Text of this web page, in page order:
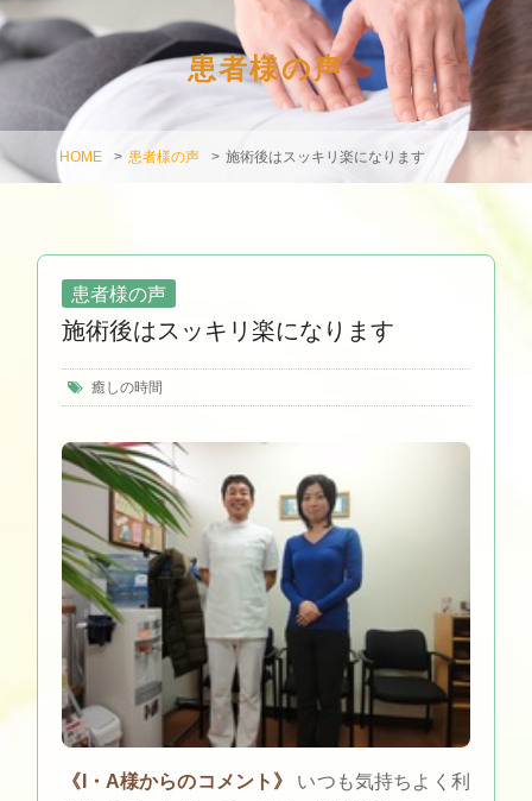
患者様の声
HOME > 患者様の声 > 施術後はスッキリ楽になります
患者様の声
施術後はスッキリ楽になります
癒しの時間
《I・A様からのコメント》
いつも気持ちよく利